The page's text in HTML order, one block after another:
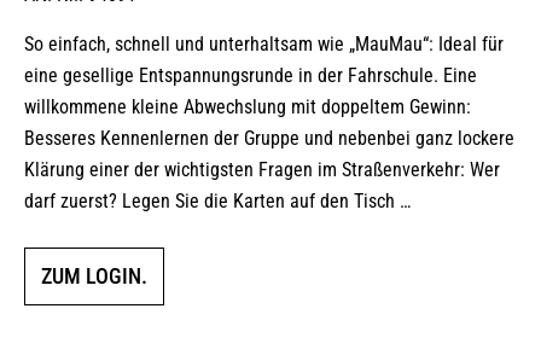
So einfach, schnell und unterhaltsam wie „MauMau“: Ideal für
eine gesellige Entspannungsrunde in der Fahrschule. Eine
willkommene kleine Abwechslung mit doppeltem Gewinn:
Besseres Kennenlernen der Gruppe und nebenbei ganz lockere
Klärung einer der wichtigsten Fragen im Straßenverkehr: Wer
darf zuerst? Legen Sie die Karten auf den Tisch …
ZUM LOGIN.